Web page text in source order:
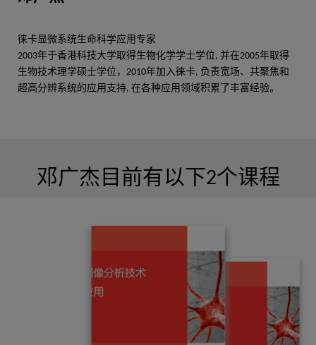
高天龙
出版物：7
出版物：6
徕卡显微系统生命科学应用专家
2003年于香港科技大学取得生物化学学士学位, 并在2005年取得
生物技术理学硕士学位，2010年加入徕卡, 负责宽场、共聚焦和
超高分辨系统的应用支持, 在各种应用领域积累了丰富经验。
邓广杰目前有以下2个课程